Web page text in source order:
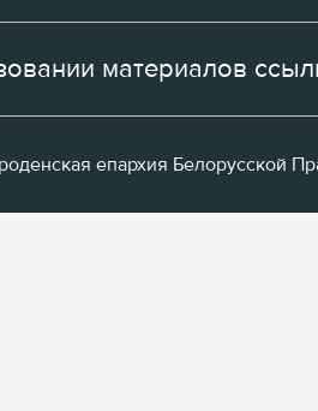
материалов
епархия Белорусской